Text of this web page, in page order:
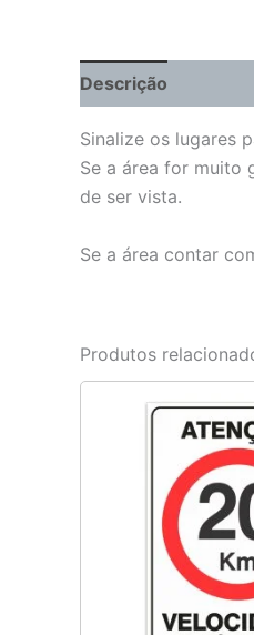
Descrição
Sinalize os lugares
Se a área for muito
de ser vista.
Se a área contar
Produtos